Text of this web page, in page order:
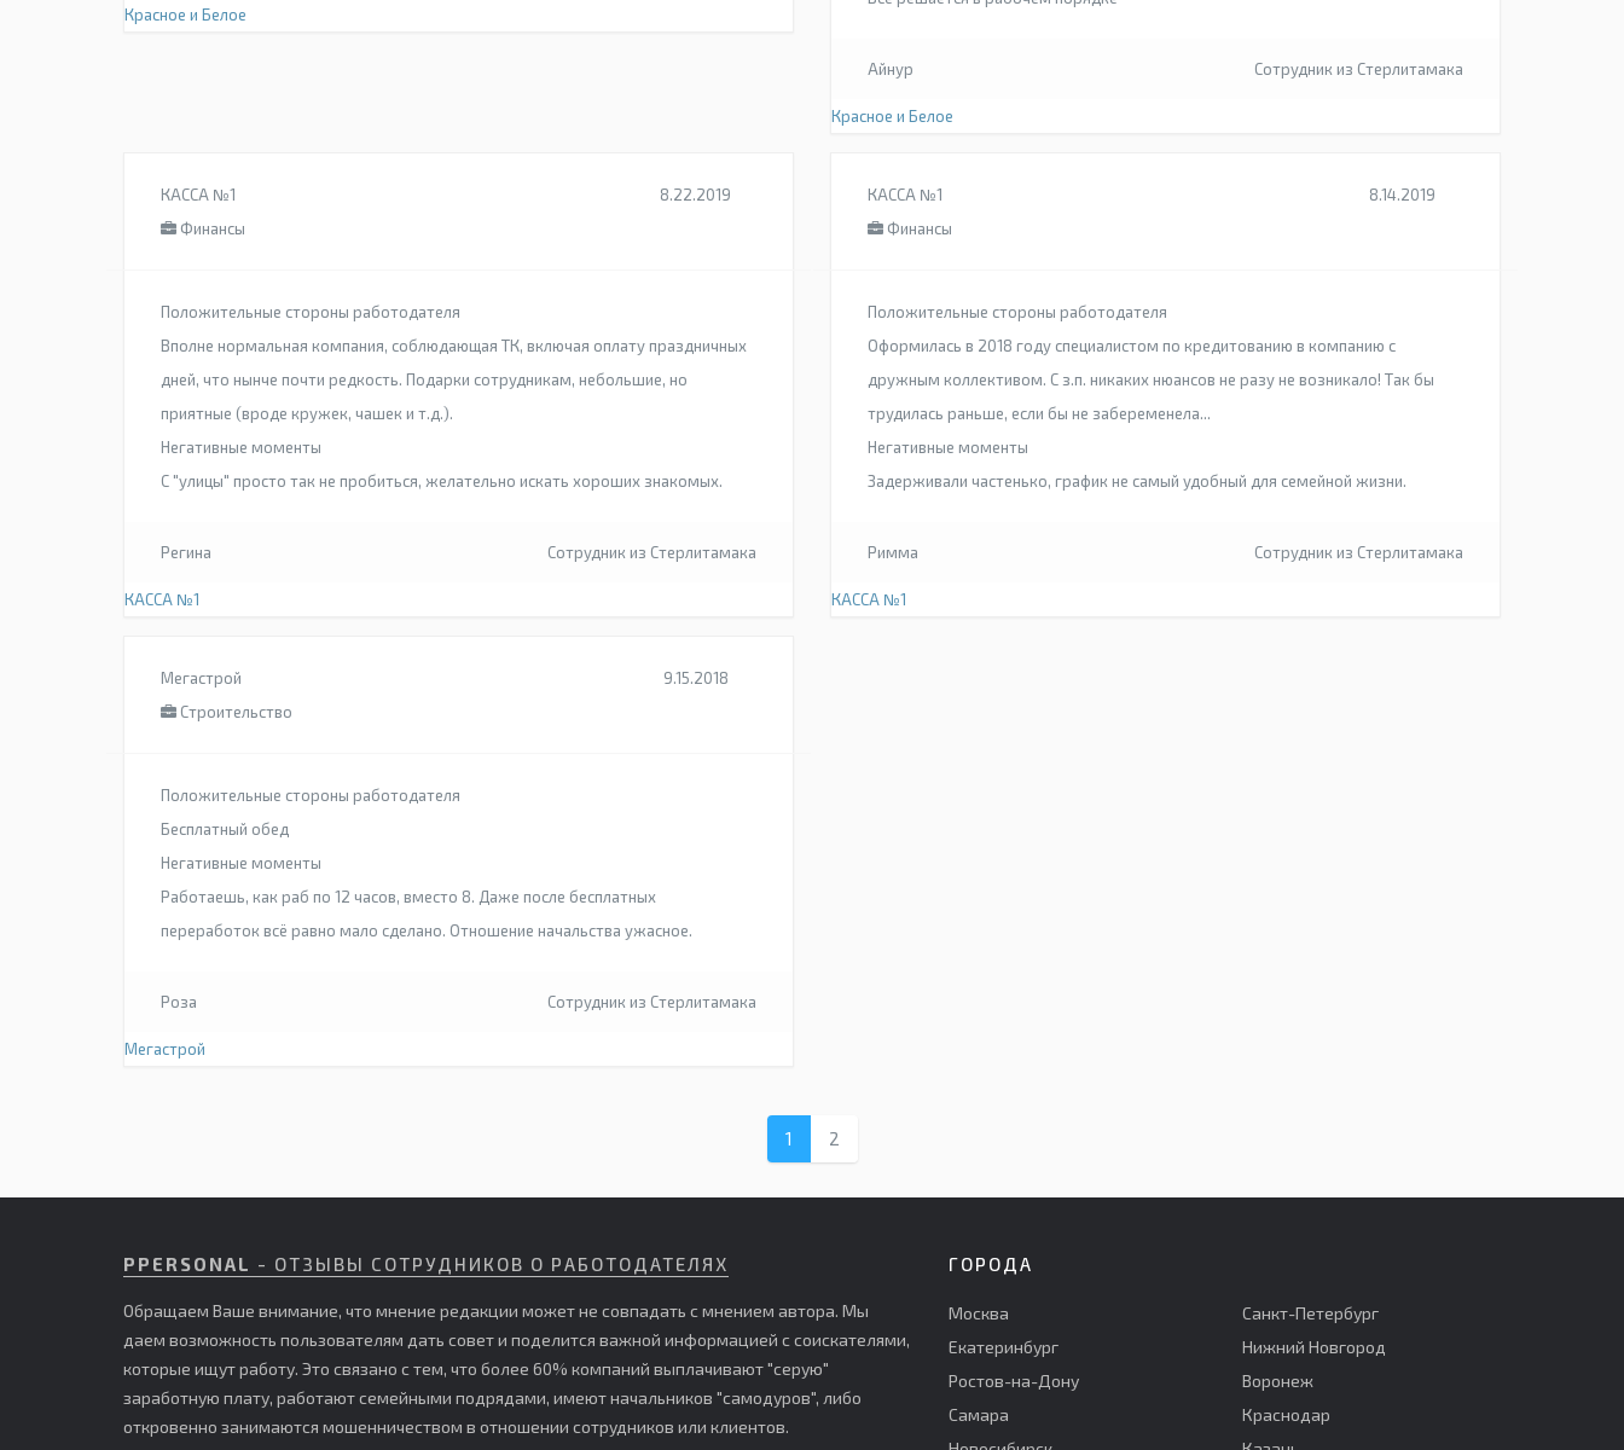
Красное и Белое
Айнур Сотрудник из Стерлитамака
Красное и Белое
КАССА №1
Финансы
8.22.2019
Положительные стороны работодателя
Вполне нормальная компания, соблюдающая ТК, включая оплату праздничных
дней, что нынче почти редкость. Подарки сотрудникам, небольшие, но
приятные (вроде кружек, чашек и т.д.).
Негативные моменты
С "улицы" просто так не пробиться, желательно искать хороших знакомых.
Регина Сотрудник из Стерлитамака
КАССА №1
КАССА №1
Финансы
8.14.2019
Положительные стороны работодателя
Оформилась в 2018 году специалистом по кредитованию в компанию с
дружным коллективом. С з.п. никаких нюансов не разу не возникало! Так бы
трудилась раньше, если бы не забеременела...
Негативные моменты
Задерживали частенько, график не самый удобный для семейной жизни.
Римма Сотрудник из Стерлитамака
КАССА №1
Мегастрой
Строительство
9.15.2018
Положительные стороны работодателя
Бесплатный обед
Негативные моменты
Работаешь, как раб по 12 часов, вместо 8. Даже после бесплатных
переработок всё равно мало сделано. Отношение начальства ужасное.
Роза Сотрудник из Стерлитамака
Мегастрой
1 2
PPERSONAL - ОТЗЫВЫ СОТРУДНИКОВ О РАБОТОДАТЕЛЯХ
Обращаем Ваше внимание, что мнение редакции может не совпадать с мнением автора. Мы
даем возможность пользователям дать совет и поделится важной информацией с соискателями,
которые ищут работу. Это связано с тем, что более 60% компаний выплачивают "серую"
заработную плату, работают семейными подрядами, имеют начальников "самодуров", либо
откровенно занимаются мошенничеством в отношении сотрудников или клиентов.
ГОРОДА
Москва
Санкт-Петербург
Екатеринбург
Нижний Новгород
Ростов-на-Дону
Воронеж
Самара
Краснодар